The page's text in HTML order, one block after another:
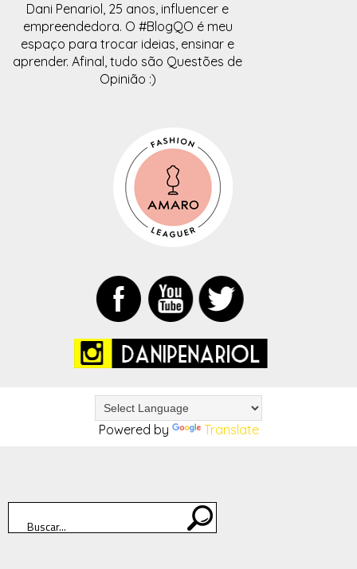
Dani Penariol, 25 anos, influencer e
empreendedora. O #BlogQO é meu
espaço para trocar ideias, ensinar e
aprender. Afinal, tudo são Questões de
Opinião :)
Powered by Translate